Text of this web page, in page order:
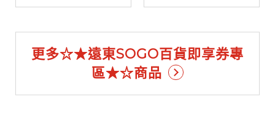
更多☆★遠東SOGO百貨即享券專
區★☆商品